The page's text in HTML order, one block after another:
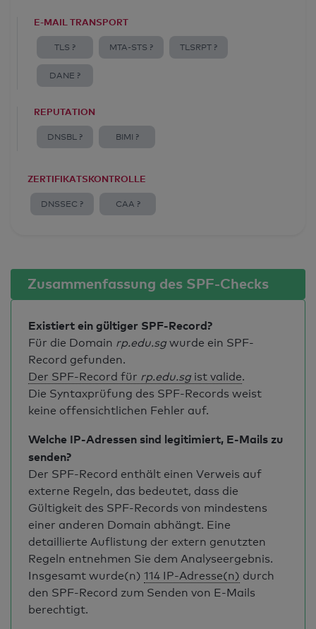
E-MAIL TRANSPORT
TLS ? MTA-STS ? TLSRPT ?
DANE ?
REPUTATION
DNSBL ? BIMI ?
ZERTIFIKATSKONTROLLE
DNSSEC ? CAA ?
Zusammenfassung des SPF-Checks
Existiert ein gültiger SPF-Record?
Für die Domain rp.edu.sg wurde ein SPF-
Record gefunden.
Der SPF-Record für rp.edu.sg ist valide.
Die Syntaxprüfung des SPF-Records weist
keine offensichtlichen Fehler auf.
Welche IP-Adressen sind legitimiert, E-Mails zu
senden?
Der SPF-Record enthält einen Verweis auf
externe Regeln, das bedeutet, dass die
Gültigkeit des SPF-Records von mindestens
einer anderen Domain abhängt. Eine
detaillierte Auflistung der extern genutzten
Regeln entnehmen Sie dem Analyseergebnis.
Insgesamt wurde(n) 114 IP-Adresse(n) durch
den SPF-Record zum Senden von E-Mails
berechtigt.